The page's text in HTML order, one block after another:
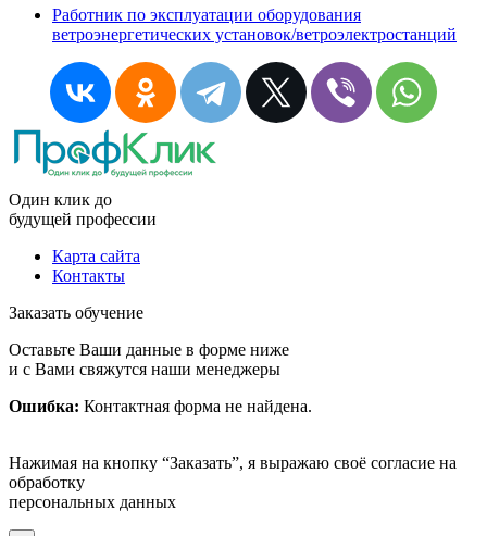
Работник по эксплуатации оборудования
ветроэнергетических установок/ветроэлектростанций
Один клик до
будущей профессии
Карта сайта
Контакты
Заказать обучение
Оставьте Ваши данные в форме ниже
и с Вами свяжутся наши менеджеры
Ошибка: Контактная форма не найдена.
Нажимая на кнопку “Заказать”, я выражаю своё согласие на
обработку
персональных данных